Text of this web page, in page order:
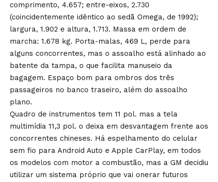
comprimento, 4.657; entre-eixos, 2.730
(coincidentemente idêntico ao sedã Omega, de 1992);
largura, 1.902 e altura, 1.713. Massa em ordem de
marcha: 1.678 kg. Porta-malas, 469 L, perde para
alguns concorrentes, mas o assoalho está alinhado ao
batente da tampa, o que facilita manuseio da
bagagem. Espaço bom para ombros dos três
passageiros no banco traseiro, além do assoalho
plano.
Quadro de instrumentos tem 11 pol. mas a tela
multimídia 11,3 pol. o deixa em desvantagem frente aos
concorrentes chineses. Há espelhamento do celular
sem fio para Android Auto e Apple CarPlay, em todos
os modelos com motor a combustão, mas a GM decidiu
utilizar um sistema próprio que vai onerar futuros